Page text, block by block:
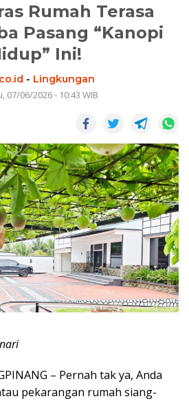
Rumah Terasa
Pasang “Kanopi
Ini!
- Lingkungan
07/06/2026 - 10:43 WIB
– Pernah tak ya, Anda
pekarangan rumah siang-